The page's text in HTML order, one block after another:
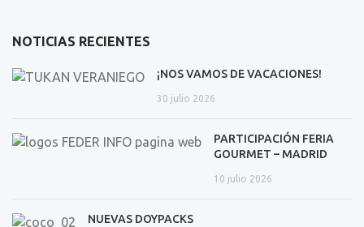
NOTICIAS RECIENTES
¡NOS VAMOS DE VACACIONES!
30 julio 2026
PARTICIPACIÓN FERIA
GOURMET – MADRID
10 julio 2026
NUEVAS DOYPACKS